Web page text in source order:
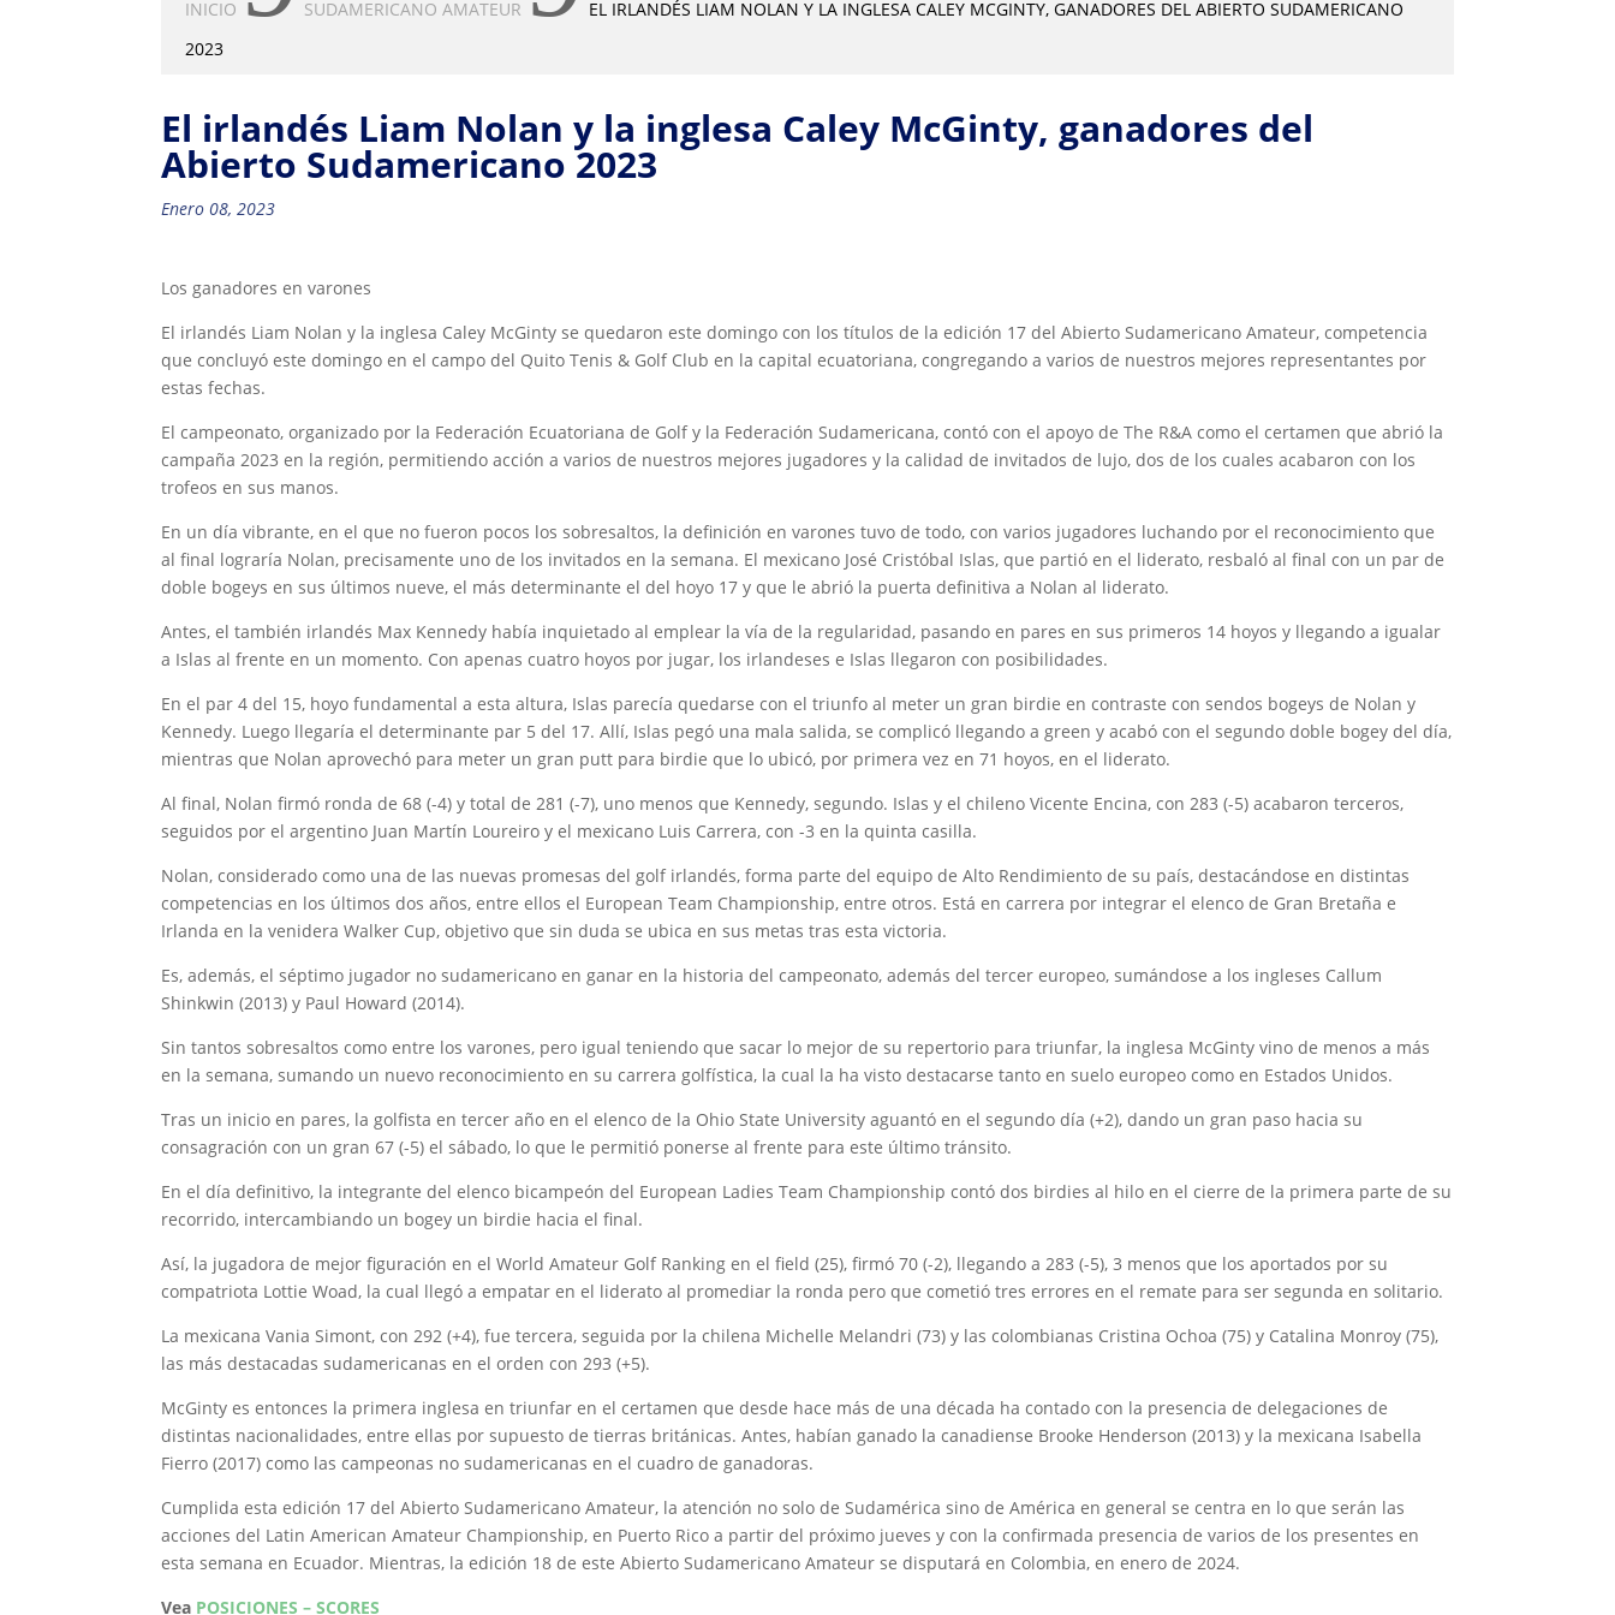
INICIO SUDAMERICANO AMATEUR
EL IRLANDÉS LIAM NOLAN Y LA INGLESA CALEY MCGINTY, GANADORES DEL ABIERTO SUDAMERICANO
2023
El irlandés Liam Nolan y la inglesa Caley McGinty, ganadores del
Abierto Sudamericano 2023
Enero 08, 2023
Los ganadores en varones
El irlandés Liam Nolan y la inglesa Caley McGinty se quedaron este domingo con los títulos de la edición 17 del Abierto Sudamericano Amateur, competencia
que concluyó este domingo en el campo del Quito Tenis & Golf Club en la capital ecuatoriana, congregando a varios de nuestros mejores representantes por
estas fechas.
El campeonato, organizado por la Federación Ecuatoriana de Golf y la Federación Sudamericana, contó con el apoyo de The R&A como el certamen que abrió la
campaña 2023 en la región, permitiendo acción a varios de nuestros mejores jugadores y la calidad de invitados de lujo, dos de los cuales acabaron con los
trofeos en sus manos.
En un día vibrante, en el que no fueron pocos los sobresaltos, la definición en varones tuvo de todo, con varios jugadores luchando por el reconocimiento que
al final lograría Nolan, precisamente uno de los invitados en la semana. El mexicano José Cristóbal Islas, que partió en el liderato, resbaló al final con un par de
doble bogeys en sus últimos nueve, el más determinante el del hoyo 17 y que le abrió la puerta definitiva a Nolan al liderato.
Antes, el también irlandés Max Kennedy había inquietado al emplear la vía de la regularidad, pasando en pares en sus primeros 14 hoyos y llegando a igualar
a Islas al frente en un momento. Con apenas cuatro hoyos por jugar, los irlandeses e Islas llegaron con posibilidades.
En el par 4 del 15, hoyo fundamental a esta altura, Islas parecía quedarse con el triunfo al meter un gran birdie en contraste con sendos bogeys de Nolan y
Kennedy. Luego llegaría el determinante par 5 del 17. Allí, Islas pegó una mala salida, se complicó llegando a green y acabó con el segundo doble bogey del día,
mientras que Nolan aprovechó para meter un gran putt para birdie que lo ubicó, por primera vez en 71 hoyos, en el liderato.
Al final, Nolan firmó ronda de 68 (-4) y total de 281 (-7), uno menos que Kennedy, segundo. Islas y el chileno Vicente Encina, con 283 (-5) acabaron terceros,
seguidos por el argentino Juan Martín Loureiro y el mexicano Luis Carrera, con -3 en la quinta casilla.
Nolan, considerado como una de las nuevas promesas del golf irlandés, forma parte del equipo de Alto Rendimiento de su país, destacándose en distintas
competencias en los últimos dos años, entre ellos el European Team Championship, entre otros. Está en carrera por integrar el elenco de Gran Bretaña e
Irlanda en la venidera Walker Cup, objetivo que sin duda se ubica en sus metas tras esta victoria.
Es, además, el séptimo jugador no sudamericano en ganar en la historia del campeonato, además del tercer europeo, sumándose a los ingleses Callum
Shinkwin (2013) y Paul Howard (2014).
Sin tantos sobresaltos como entre los varones, pero igual teniendo que sacar lo mejor de su repertorio para triunfar, la inglesa McGinty vino de menos a más
en la semana, sumando un nuevo reconocimiento en su carrera golfística, la cual la ha visto destacarse tanto en suelo europeo como en Estados Unidos.
Tras un inicio en pares, la golfista en tercer año en el elenco de la Ohio State University aguantó en el segundo día (+2), dando un gran paso hacia su
consagración con un gran 67 (-5) el sábado, lo que le permitió ponerse al frente para este último tránsito.
En el día definitivo, la integrante del elenco bicampeón del European Ladies Team Championship contó dos birdies al hilo en el cierre de la primera parte de su
recorrido, intercambiando un bogey un birdie hacia el final.
Así, la jugadora de mejor figuración en el World Amateur Golf Ranking en el field (25), firmó 70 (-2), llegando a 283 (-5), 3 menos que los aportados por su
compatriota Lottie Woad, la cual llegó a empatar en el liderato al promediar la ronda pero que cometió tres errores en el remate para ser segunda en solitario.
La mexicana Vania Simont, con 292 (+4), fue tercera, seguida por la chilena Michelle Melandri (73) y las colombianas Cristina Ochoa (75) y Catalina Monroy (75),
las más destacadas sudamericanas en el orden con 293 (+5).
McGinty es entonces la primera inglesa en triunfar en el certamen que desde hace más de una década ha contado con la presencia de delegaciones de
distintas nacionalidades, entre ellas por supuesto de tierras británicas. Antes, habían ganado la canadiense Brooke Henderson (2013) y la mexicana Isabella
Fierro (2017) como las campeonas no sudamericanas en el cuadro de ganadoras.
Cumplida esta edición 17 del Abierto Sudamericano Amateur, la atención no solo de Sudamérica sino de América en general se centra en lo que serán las
acciones del Latin American Amateur Championship, en Puerto Rico a partir del próximo jueves y con la confirmada presencia de varios de los presentes en
esta semana en Ecuador. Mientras, la edición 18 de este Abierto Sudamericano Amateur se disputará en Colombia, en enero de 2024.
Vea POSICIONES – SCORES